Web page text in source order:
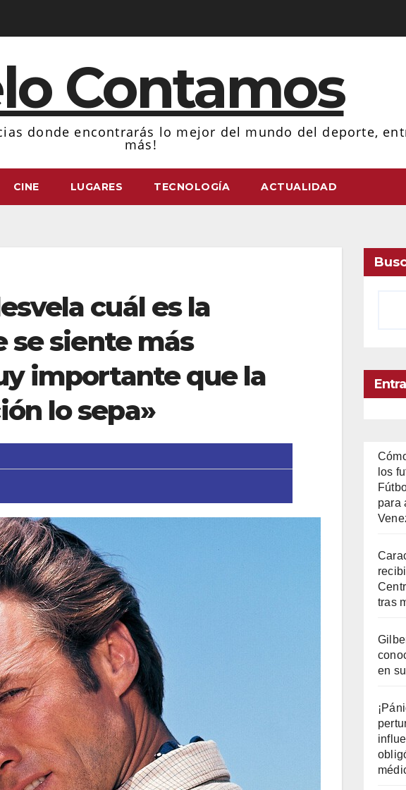
Contamos
donde encontrarás lo mejor del mundo del deporte,
más!
CINE LUGARES TECNOLOGÍA ACTUALIDAD
cuál es la
se siente más
importante que la
lo sepa»
los
para
tras
en